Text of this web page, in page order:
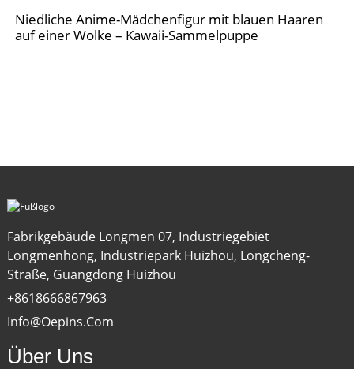
Niedliche Anime-Mädchenfigur mit blauen Haaren
auf einer Wolke – Kawaii-Sammelpuppe
Fabrikgebäude Longmen 07, Industriegebiet
Longmenhong, Industriepark Huizhou, Longcheng-
Straße, Guangdong Huizhou
+8618666867963
Info@oepins.com
Über Uns